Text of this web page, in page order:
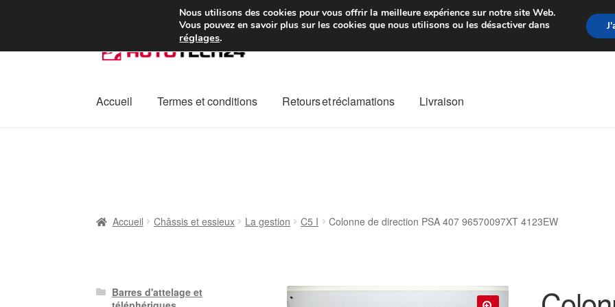
Colissimo livraison à partir de 7 EUR Du lundi au
à
navigation
au
Accueil Termes et conditions Retours et réclamations Livraison
Accueil Châssis et essieux La gestion C5 I Colonne de direction PSA 407 96570097XT 4123EW
Barres d'attelage et
Nous utilisons des cookies pour vous offrir la meilleure expérience sur notre site Web.
Vous pouvez en savoir plus sur les cookies que nous utilisons ou les désactiver dans
réglages.